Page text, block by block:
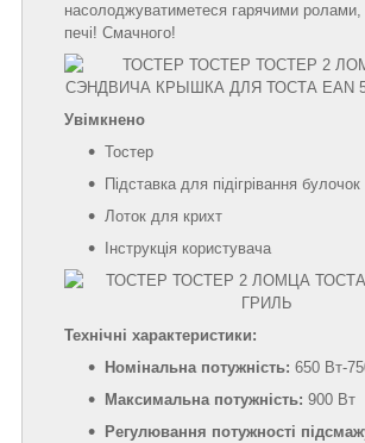
насолоджуватиметеся гарячими ролами,
печі! Смачного!
Увімкнено
Тостер
Підставка для підігрівання булочок
Лоток для крихт
Інструкція користувача
Технічні характеристики:
Номінальна потужність: 650 Вт-
Максимальна потужність: 900 Вт
Регулювання потужності